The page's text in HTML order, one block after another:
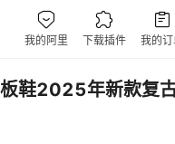
鞋2025年新款复